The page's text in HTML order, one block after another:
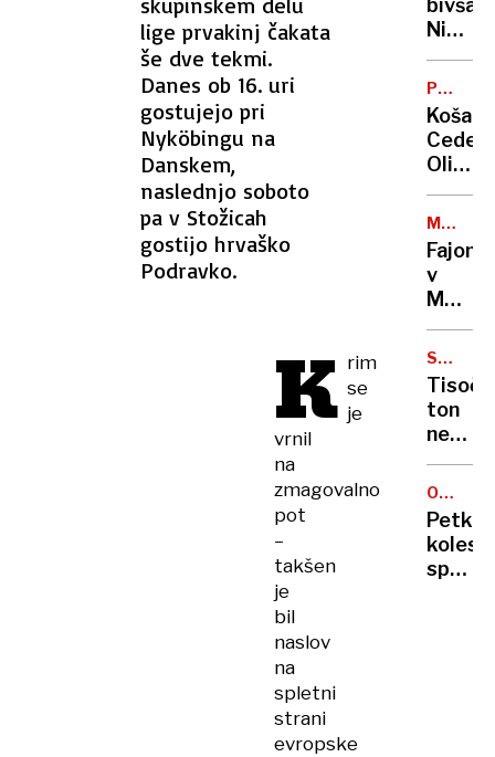
lige prvakinj čakata
še dve tekmi.
Danes ob 16. uri
gostujejo pri
Nyköbingu na
Danskem,
naslednjo soboto
pa v Stožicah
gostijo hrvaško
Podravko.
K rim
se
je
vrnil
na
zmagovalno
pot
–
takšen
je
bil
naslov
na
spletni
strani
evropske
narave
ne
želijo
niti
bivša:
Nisem
kriva!
POKAL
v
finalu
pokala
Krko
s
102:71
MAJHNE
DRŽAVE
Fajon
v
bi
morale
služiti
svetu
in ne
MAFIJA
Tisoče
ton
iz
na